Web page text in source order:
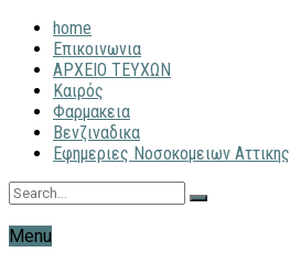
home
Επικοινωνια
ΑΡΧΕΙΟ ΤΕΥΧΩΝ
Καιρός
Φαρμακεια
Βενζιναδικα
Εφημεριες Νοσοκομειων Αττικης
Menu